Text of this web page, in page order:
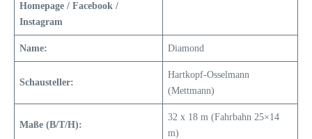
Homepage / Facebook /
Instagram
Name: Diamond
Schausteller:
Hartkopf-Osselmann
(Mettmann)
Maße (B/T/H):
32 x 18 m (Fahrbahn 25×14
m)